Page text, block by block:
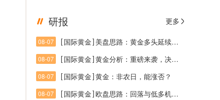
研报 更多
08-07 [国际黄金] 美盘思路：黄金多头延续，突破后关注回踩
08-07 [国际黄金]黄金分析：重磅来袭，决战非农之巅
08-07 [国际黄金]黄金：非农日，能涨否？
08-07 [国际黄金]欧盘思路：回落与低多机会均可期待，震荡区间4320-4245